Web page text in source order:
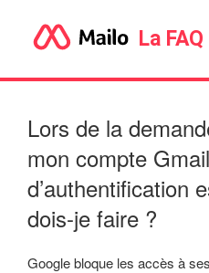
La FAQ
Lors de la
mon compte
d’authentification
dois-je faire ?
Google bloque les accès à